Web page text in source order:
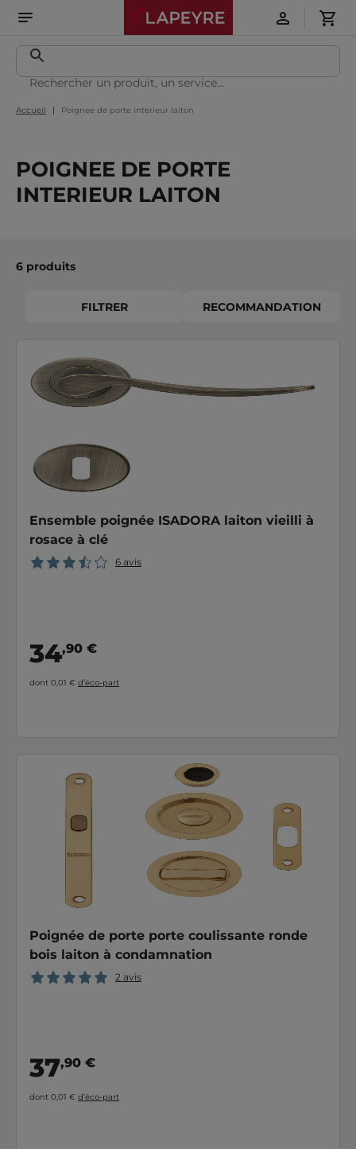
Accueil Poignee de porte interieur laiton
POIGNEE DE PORTE
INTERIEUR LAITON
6 produits
FILTRER RECOMMANDATION
Ensemble poignée ISADORA laiton vieilli à
rosace à clé
6 avis
34,90 €
dont 0,01 € d’éco-part
Poignée de porte porte coulissante ronde
bois laiton à condamnation
2 avis
37,90 €
dont 0,01 € d’éco-part